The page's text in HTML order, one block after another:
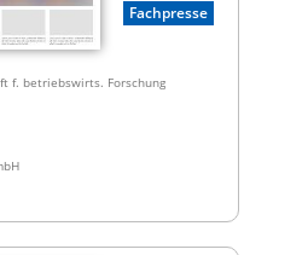
Fachpresse
f. betriebswirts. Forschung